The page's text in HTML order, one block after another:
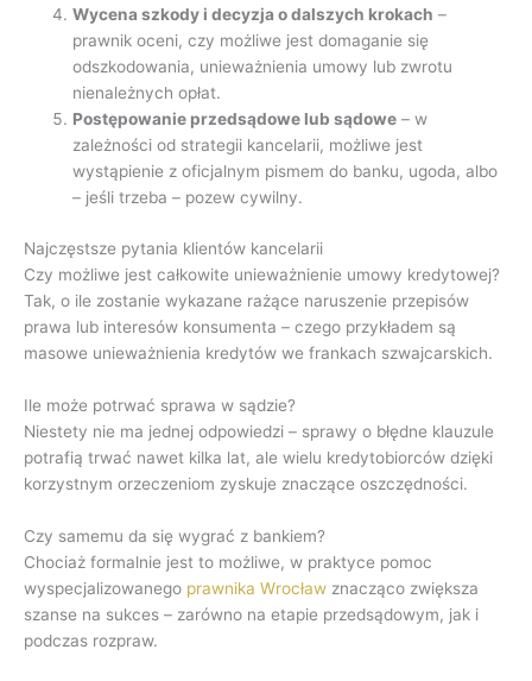
Wycena szkody i decyzja o dalszych krokach –
prawnik oceni, czy możliwe jest domaganie się
odszkodowania, unieważnienia umowy lub zwrotu
nienależnych opłat.
Postępowanie przedsądowe lub sądowe – w
zależności od strategii kancelarii, możliwe jest
wystąpienie z oficjalnym pismem do banku, ugoda, albo
– jeśli trzeba – pozew cywilny.
Najczęstsze pytania klientów kancelarii
Czy możliwe jest całkowite unieważnienie umowy kredytowej?
Tak, o ile zostanie wykazane rażące naruszenie przepisów
prawa lub interesów konsumenta – czego przykładem są
masowe unieważnienia kredytów we frankach szwajcarskich.
Ile może potrwać sprawa w sądzie?
Niestety nie ma jednej odpowiedzi – sprawy o błędne klauzule
potrafią trwać nawet kilka lat, ale wielu kredytobiorców dzięki
korzystnym orzeczeniom zyskuje znaczące oszczędności.
Czy samemu da się wygrać z bankiem?
Chociaż formalnie jest to możliwe, w praktyce pomoc
wyspecjalizowanego prawnika Wrocław znacząco zwiększa
szanse na sukces – zarówno na etapie przedsądowym, jak i
podczas rozpraw.